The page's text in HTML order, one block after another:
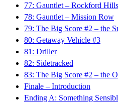
77: Gauntlet – Rockford Hills
78: Gauntlet – Mission Row
79: The Big Score #2 – the
80: Getaway Vehicle #3
81: Driller
82: Sidetracked
83: The Big Score #2 – the
Finale – Introduction
Ending A: Something